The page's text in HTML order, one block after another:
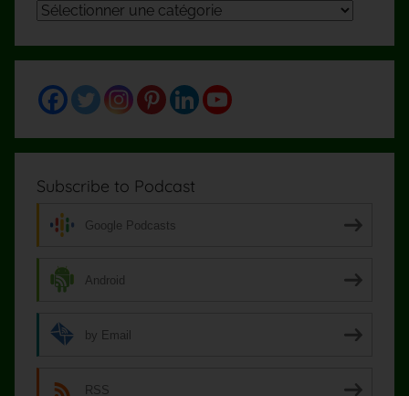
Tous
articles
par
catégories
Subscribe to Podcast
Google Podcasts
Android
by Email
RSS